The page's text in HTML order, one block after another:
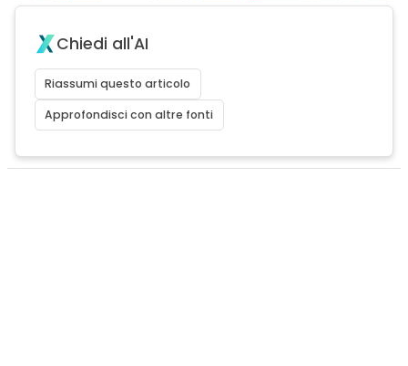
Chiedi all'AI
Riassumi questo articolo
Approfondisci con altre fonti